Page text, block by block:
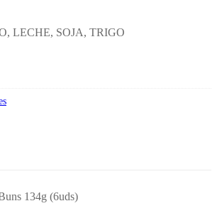
LECHE, SOJA, TRIGO
134g (6uds)